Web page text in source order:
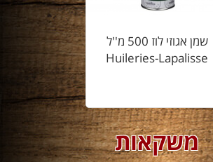
שמן אגוזי לוז 500 מ''ל
Huileries-Lapalisse
משקאות